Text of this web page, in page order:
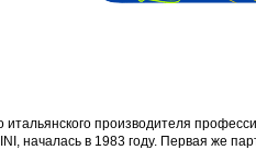
итальянского производителя
началась в 1983 году. Первая же